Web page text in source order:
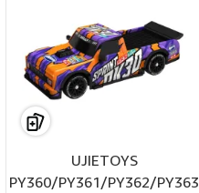
UJIETOYS
PY360/PY361/PY362/PY363